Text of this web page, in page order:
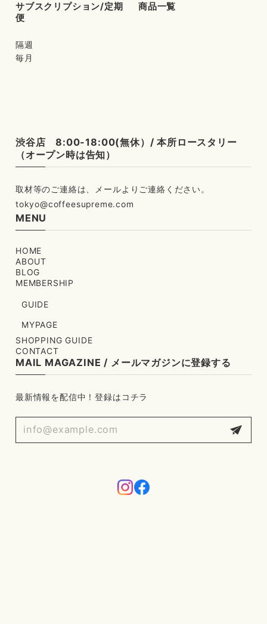
サブスクリプション/定期
便
隔週
毎月
商品一覧
渋谷店 8:00-18:00(無休）/ 本所ロースタリー
（オープン時は告知）
tokyo@coffeesupreme.com
MENU
HOME
ABOUT
BLOG
MEMBERSHIP
GUIDE
MYPAGE
SHOPPING GUIDE
CONTACT
MAIL MAGAZINE / メールマガジンに登録する
最新情報を配信中！登録はコチラ